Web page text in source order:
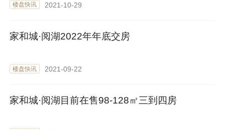
楼盘快讯 2021-10-29
家和城·阅湖2022年年底交房
楼盘快讯 2021-09-22
家和城·阅湖目前在售98-128㎡三到四房